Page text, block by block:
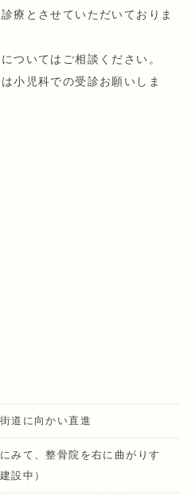
療とさせていただいておりま
ついてはご相談ください。
小児科での受診お願いしま
道に向かい直進
みて、整骨院を右に曲がりす
設中）